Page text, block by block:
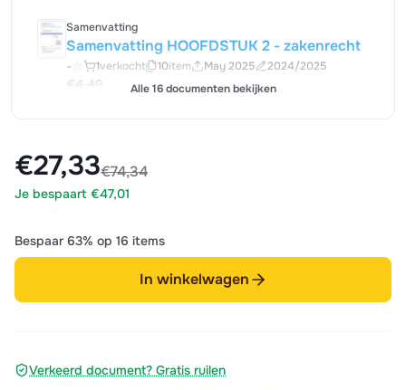
Samenvatting
Samenvatting HOOFDSTUK 2 - zakenrecht
- 1verkocht 10item May 2025 2024/2025
€4,49 Alle 16 documenten bekijken
€27,33€74,34
Je bespaart €47,01
Bespaar 63% op 16 items
In winkelwagen
Verkeerd document? Gratis ruilen